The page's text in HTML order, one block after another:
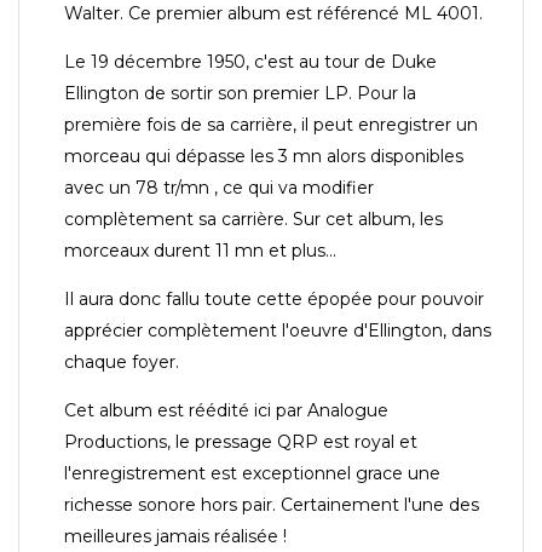
Walter. Ce premier album est référencé ML 4001.
Le 19 décembre 1950, c'est au tour de Duke
Ellington de sortir son premier LP. Pour la
première fois de sa carrière, il peut enregistrer un
morceau qui dépasse les 3 mn alors disponibles
avec un 78 tr/mn , ce qui va modifier
complètement sa carrière. Sur cet album, les
morceaux durent 11 mn et plus...
Il aura donc fallu toute cette épopée pour pouvoir
apprécier complètement l'oeuvre d'Ellington, dans
chaque foyer.
Cet album est réédité ici par Analogue
Productions, le pressage QRP est royal et
l'enregistrement est exceptionnel grace une
richesse sonore hors pair. Certainement l'une des
meilleures jamais réalisée !